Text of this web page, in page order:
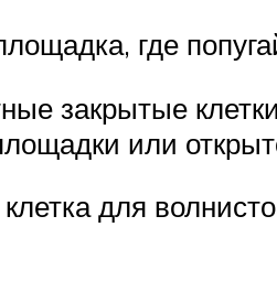
где
закрытые
или
для